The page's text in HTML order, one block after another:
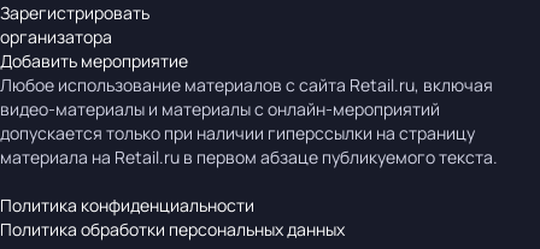
Зарегистрировать
организатора
Добавить мероприятие
Любое использование материалов с сайта Retail.ru, включая
видео-материалы и материалы с онлайн-мероприятий
допускается только при наличии гиперссылки на страницу
материала на Retail.ru в первом абзаце публикуемого текста.
Политика конфиденциальности
Политика обработки персональных данных